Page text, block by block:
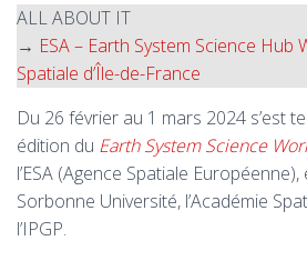
ALL ABOUT IT
→ ESA – Earth System Science Hub
Spatiale d’Île-de-France
Du 26 février au 1 mars 2024 s’est
édition du Earth System Science
l’ESA (Agence Spatiale
Sorbonne Université, l’Académie
l’IPGP.